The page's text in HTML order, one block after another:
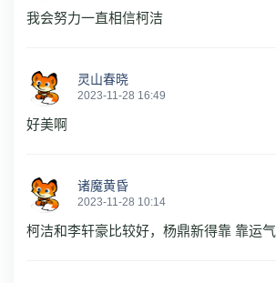
我会努力一直相信柯洁
灵山春晓
2023-11-28 16:49
好美啊
诸魔黄昏
2023-11-28 10:14
柯洁和李轩豪比较好，杨鼎新得靠 靠运气